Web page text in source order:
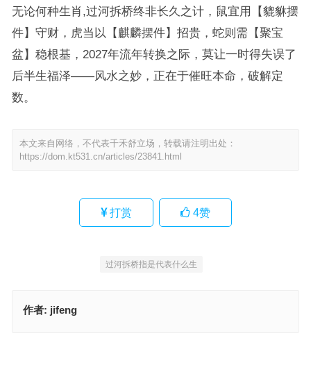
无论何种生肖,过河拆桥终非长久之计，鼠宜用【貔貅摆
件】守财，虎当以【麒麟摆件】招贵，蛇则需【聚宝
盆】稳根基，2027年流年转换之际，莫让一时得失误了
后半生福泽——风水之妙，正在于催旺本命，破解定
数。
本文来自网络，不代表千禾舒立场，转载请注明出处：
https://dom.kt531.cn/articles/23841.html
打赏 4赞
过河拆桥指是代表什么生
作者: jifeng